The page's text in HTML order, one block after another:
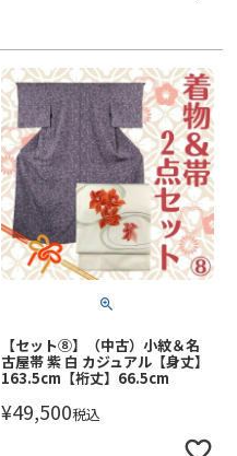
【セット⑧】（中古）小紋＆名
古屋帯 紫 白 カジュアル【身丈】
163.5cm【裄丈】66.5cm
¥49,500税込